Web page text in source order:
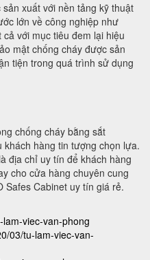
xuất với nền tảng kỹ thuật
lớn về công nghiệp như
với mục tiêu đem lại hiệu
mật chống cháy được sản
tiện trong quá trình sử dụng
chống cháy bằng sắt
khách hàng tin tượng chọn lựa.
địa chỉ uy tín để khách hàng
cho cửa hàng chuyên cung
Safes Cabinet uy tín giá rẻ.
viec-van-phong
03/tu-lam-viec-van-